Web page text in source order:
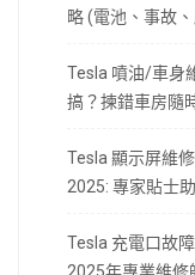
略 (電池、事故
Tesla 噴油/車身
搞？揀錯車房隨
Tesla 顯示屏維
2025: 專家貼士
Tesla 充電口故